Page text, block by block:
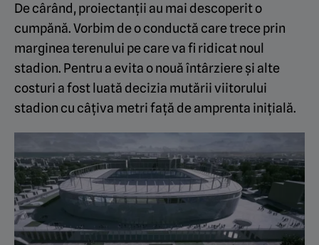
De cârând, proiectanții au mai descoperit o
cumpănă. Vorbim de o conductă care trece prin
marginea terenului pe care va fi ridicat noul
stadion. Pentru a evita o nouă întârziere și alte
costuri a fost luată decizia mutării viitorului
stadion cu câțiva metri față de amprenta inițială.